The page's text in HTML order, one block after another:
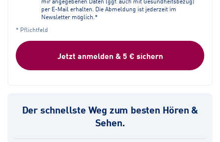
per E-Mail erhalten. Die Abmeldung ist jederzeit im
Newsletter möglich.*
* Pflichtfeld
Jetzt anmelden & 5 € sichern
Der schnellste Weg zum besten Hören &
Sehen.